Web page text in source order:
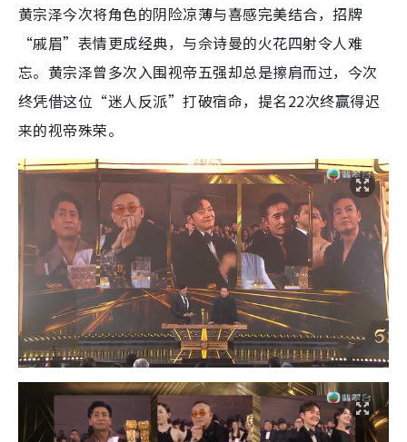
黄宗泽今次将角色的阴险凉薄与喜感完美结合，招牌
“戚眉”表情更成经典，与佘诗曼的火花四射令人难
忘。黄宗泽曾多次入围视帝五强却总是擦肩而过，今次
终凭借这位“迷人反派”打破宿命，提名22次终赢得迟
来的视帝殊荣。